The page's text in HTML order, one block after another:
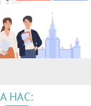
НАС: